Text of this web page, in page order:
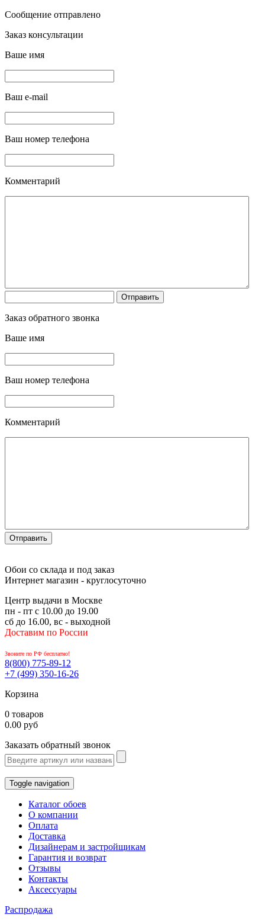
Сообщение отправлено
Заказ консультации
Ваше имя
Ваш e-mail
Ваш номер телефона
Комментарий
Заказ обратного звонка
Ваше имя
Ваш номер телефона
Комментарий
Обои со склада и под заказ
Интернет магазин - круглосуточно
Центр выдачи в Москве
пн - пт с 10.00 до 19.00
сб до 16.00, вс - выходной
Доставим по России
Звоните по РФ бесплатно!
8(800) 775-89-12
+7 (499) 350-16-26
Корзина
0 товаров
0.00 руб
Заказать обратный звонок
Toggle navigation
Каталог обоев
О компании
Оплата
Доставка
Дизайнерам и застройщикам
Гарантия и возврат
Отзывы
Контакты
Аксессуары
Распродажа